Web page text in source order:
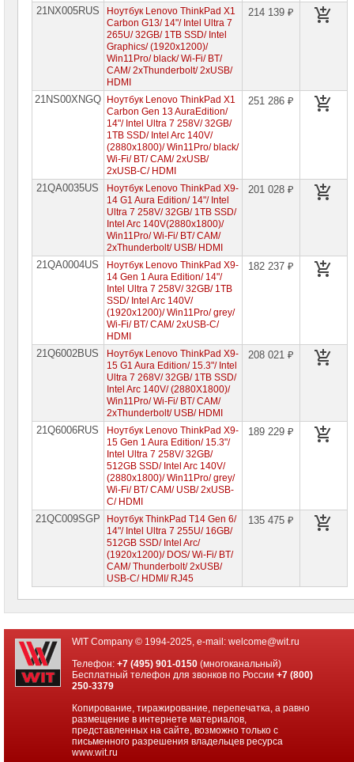
21NX005RUS
Ноутбук Lenovo ThinkPad X1
Carbon G13/ 14"/ Intel Ultra 7
265U/ 32GB/ 1TB SSD/ Intel
Graphics/ (1920x1200)/
Win11Pro/ black/ Wi-Fi/ BT/
CAM/ 2xThunderbolt/ 2xUSB/
HDMI
214 139 ₽
21NS00XNGQ
Ноутбук Lenovo ThinkPad X1
Carbon Gen 13 AuraEdition/
14"/ Intel Ultra 7 258V/ 32GB/
1TB SSD/ Intel Arc 140V/
(2880x1800)/ Win11Pro/ black/
Wi-Fi/ BT/ CAM/ 2xUSB/
2xUSB-C/ HDMI
251 286 ₽
21QA0035US
Ноутбук Lenovo ThinkPad X9-
14 G1 Aura Edition/ 14"/ Intel
Ultra 7 258V/ 32GB/ 1TB SSD/
Intel Arc 140V(2880x1800)/
Win11Pro/ Wi-Fi/ BT/ CAM/
2xThunderbolt/ USB/ HDMI
201 028 ₽
21QA0004US
Ноутбук Lenovo ThinkPad X9-
14 Gen 1 Aura Edition/ 14"/
Intel Ultra 7 258V/ 32GB/ 1TB
SSD/ Intel Arc 140V/
(1920x1200)/ Win11Pro/ grey/
Wi-Fi/ BT/ CAM/ 2xUSB-C/
HDMI
182 237 ₽
21Q6002BUS
Ноутбук Lenovo ThinkPad X9-
15 G1 Aura Edition/ 15.3"/ Intel
Ultra 7 268V/ 32GB/ 1TB SSD/
Intel Arc 140V/ (2880X1800)/
Win11Pro/ Wi-Fi/ BT/ CAM/
2xThunderbolt/ USB/ HDMI
208 021 ₽
21Q6006RUS
Ноутбук Lenovo ThinkPad X9-
15 Gen 1 Aura Edition/ 15.3"/
Intel Ultra 7 258V/ 32GB/
512GB SSD/ Intel Arc 140V/
(2880x1800)/ Win11Pro/ grey/
Wi-Fi/ BT/ CAM/ USB/ 2xUSB-
C/ HDMI
189 229 ₽
21QC009SGP
Ноутбук ThinkPad T14 Gen 6/
14"/ Intel Ultra 7 255U/ 16GB/
512GB SSD/ Intel Arc/
(1920x1200)/ DOS/ Wi-Fi/ BT/
CAM/ Thunderbolt/ 2xUSB/
USB-C/ HDMI/ RJ45
135 475 ₽
WIT Company © 1994-2025, e-mail: welcome@wit.ru
Телефон:+7 (495) 901-0150 (многоканальный)
Бесплатный телефон для звонков по России+7 (800)
250-3379
Копирование, тиражирование, перепечатка, а равно
размещение в интернете материалов,
представленных на сайте, возможно только с
письменного разрешения владельцев ресурса
www.wit.ru